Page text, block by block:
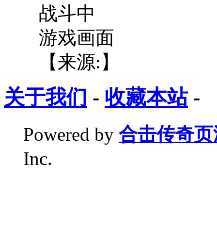
战斗中
游戏画面
【来源:】
关于我们 - 收藏本站-
Powered by 合击传奇
Inc.